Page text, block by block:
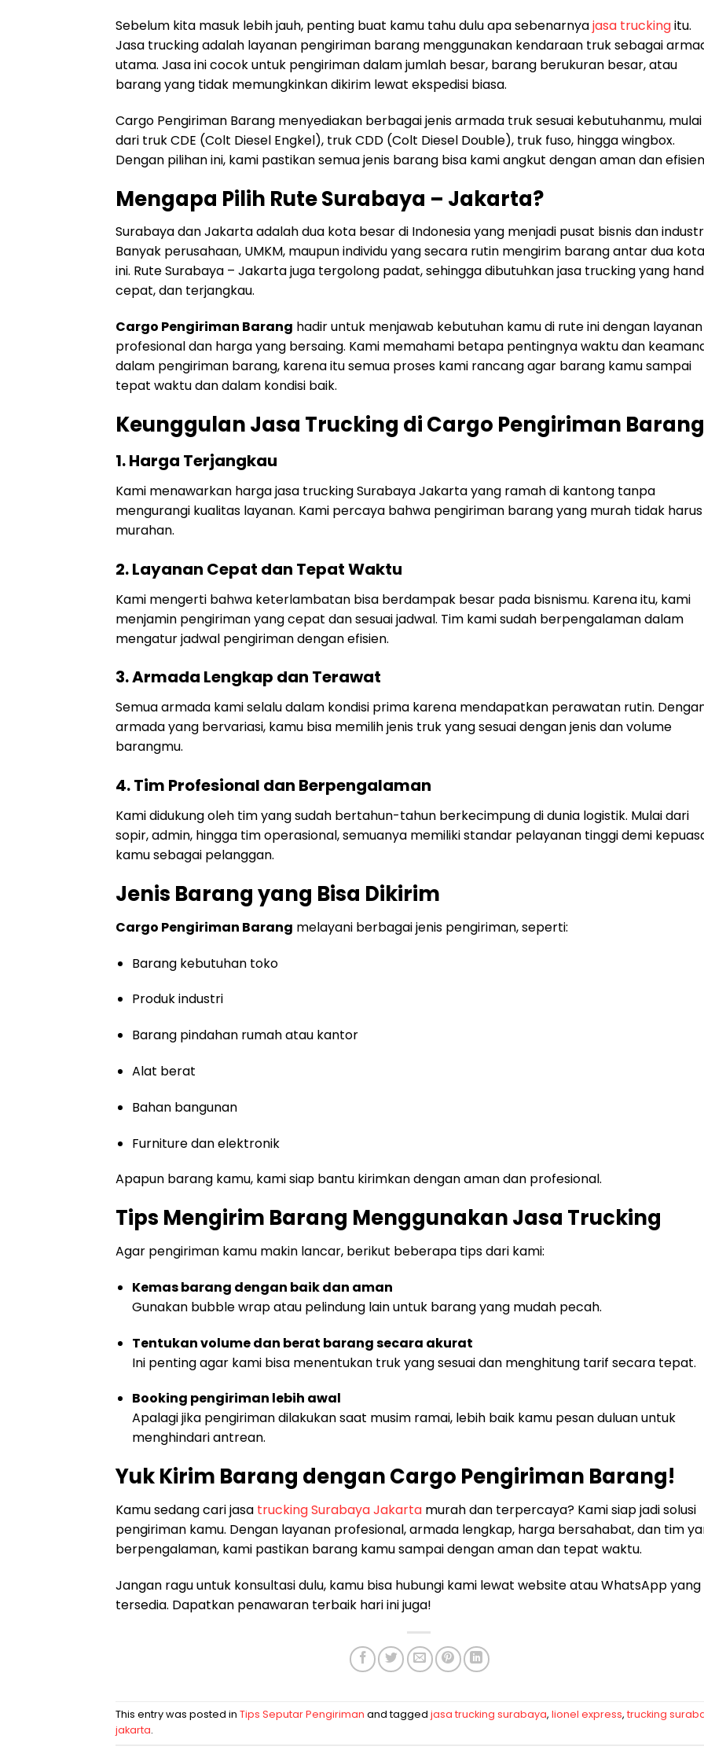
Sebelum kita masuk lebih jauh, penting buat kamu tahu dulu apa sebenarnyajasa truckingitu.
Jasa trucking adalah layanan pengiriman barang menggunakan kendaraan truk sebagai
utama. Jasa ini cocok untuk pengiriman dalam jumlah besar, barang berukuran besar, atau
barang yang tidak memungkinkan dikirim lewat ekspedisi biasa.
Cargo Pengiriman Barang menyediakan berbagai jenis armada truk sesuai kebutuhanmu, mulai
dari truk CDE (Colt Diesel Engkel), truk CDD (Colt Diesel Double), truk fuso, hingga wingbox.
Dengan pilihan ini, kami pastikan semua jenis barang bisa kami angkut dengan aman dan
Mengapa Pilih Rute Surabaya – Jakarta?
Surabaya dan Jakarta adalah dua kota besar di Indonesia yang menjadi pusat bisnis dan
Banyak perusahaan, UMKM, maupun individu yang secara rutin mengirim barang antar dua kota
ini. Rute Surabaya – Jakarta juga tergolong padat, sehingga dibutuhkan jasa trucking yang
cepat, dan terjangkau.
Cargo Pengiriman Barang hadir untuk menjawab kebutuhan kamu di rute ini dengan layanan
profesional dan harga yang bersaing. Kami memahami betapa pentingnya waktu dan
dalam pengiriman barang, karena itu semua proses kami rancang agar barang kamu sampai
tepat waktu dan dalam kondisi baik.
Keunggulan Jasa Trucking di Cargo Pengiriman Barang
1.Harga Terjangkau
Kami menawarkan harga jasa trucking Surabaya Jakarta yang ramah di kantong tanpa
mengurangi kualitas layanan. Kami percaya bahwa pengiriman barang yang murah tidak harus
murahan.
2.Layanan Cepat dan Tepat Waktu
Kami mengerti bahwa keterlambatan bisa berdampak besar pada bisnismu. Karena itu, kami
menjamin pengiriman yang cepat dan sesuai jadwal. Tim kami sudah berpengalaman dalam
mengatur jadwal pengiriman dengan efisien.
3.Armada Lengkap dan Terawat
Semua armada kami selalu dalam kondisi prima karena mendapatkan perawatan rutin.
armada yang bervariasi, kamu bisa memilih jenis truk yang sesuai dengan jenis dan volume
barangmu.
4.Tim Profesional dan Berpengalaman
Kami didukung oleh tim yang sudah bertahun-tahun berkecimpung di dunia logistik. Mulai dari
sopir, admin, hingga tim operasional, semuanya memiliki standar pelayanan tinggi demi
kamu sebagai pelanggan.
Jenis Barang yang Bisa Dikirim
Cargo Pengiriman Barang melayani berbagai jenis pengiriman, seperti:
Barang kebutuhan toko
Produk industri
Barang pindahan rumah atau kantor
Alat berat
Bahan bangunan
Furniture dan elektronik
Apapun barang kamu, kami siap bantu kirimkan dengan aman dan profesional.
Tips Mengirim Barang Menggunakan Jasa Trucking
Agar pengiriman kamu makin lancar, berikut beberapa tips dari kami:
Kemas barang dengan baik dan aman
Gunakan bubble wrap atau pelindung lain untuk barang yang mudah pecah.
Tentukan volume dan berat barang secara akurat
Ini penting agar kami bisa menentukan truk yang sesuai dan menghitung tarif secara tepat.
Booking pengiriman lebih awal
Apalagi jika pengiriman dilakukan saat musim ramai, lebih baik kamu pesan duluan untuk
menghindari antrean.
Yuk Kirim Barang dengan Cargo Pengiriman Barang!
Kamu sedang cari jasa trucking Surabaya Jakarta murah dan terpercaya? Kami siap jadi solusi
pengiriman kamu. Dengan layanan profesional, armada lengkap, harga bersahabat, dan tim
berpengalaman, kami pastikan barang kamu sampai dengan aman dan tepat waktu.
Jangan ragu untuk konsultasi dulu, kamu bisa hubungi kami lewat website atau WhatsApp yang
tersedia. Dapatkan penawaran terbaik hari ini juga!
This entry was posted in Tips Seputar Pengiriman and tagged jasa trucking surabaya, lionel express, trucking
jakarta.